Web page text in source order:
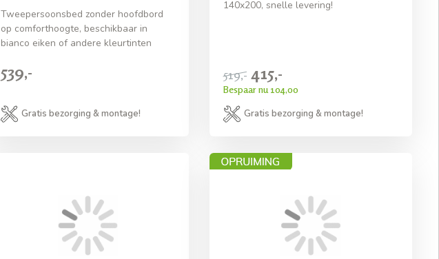
Tweepersoonsbed zonder hoofdbord
op comforthoogte, beschikbaar in
bianco eiken of andere kleurtinten
539,-
Gratis bezorging & montage!
140x200, snelle levering!
519,- 415,-
Bespaar nu 104,00
Gratis bezorging & montage!